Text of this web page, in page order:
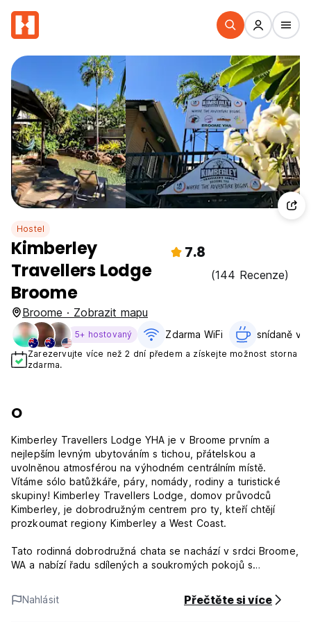
Hostel
Kimberley
Travellers Lodge
Broome
7.8
(144 Recenze)
Broome · Zobrazit mapu
5+ hostovaný Zdarma WiFi snídaně v
Zarezervujte více než 2 dní předem a získejte možnost storna
zdarma.
O
Kimberley Travellers Lodge YHA je v Broome prvním a
nejlepším levným ubytováním s tichou, přátelskou a
uvolněnou atmosférou na výhodném centrálním místě.
Vítáme sólo batůžkáře, páry, nomády, rodiny a turistické
skupiny! Kimberley Travellers Lodge, domov průvodců
Kimberley, je dobrodružným centrem pro ty, kteří chtějí
prozkoumat regiony Kimberley a West Coast.
Tato rodinná dobrodružná chata se nachází v srdci Broome,
WA a nabízí řadu sdílených a soukromých pokojů s
kuchyň, prádelnu, oázový bazén s vodopádem, slunce
paluba, vlastní bar a vychlazená pivní zahrádka, snídaně
Nahlásit Přečtěte si více